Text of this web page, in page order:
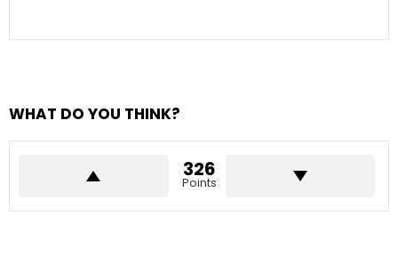
WHAT DO YOU THINK?
326
Points